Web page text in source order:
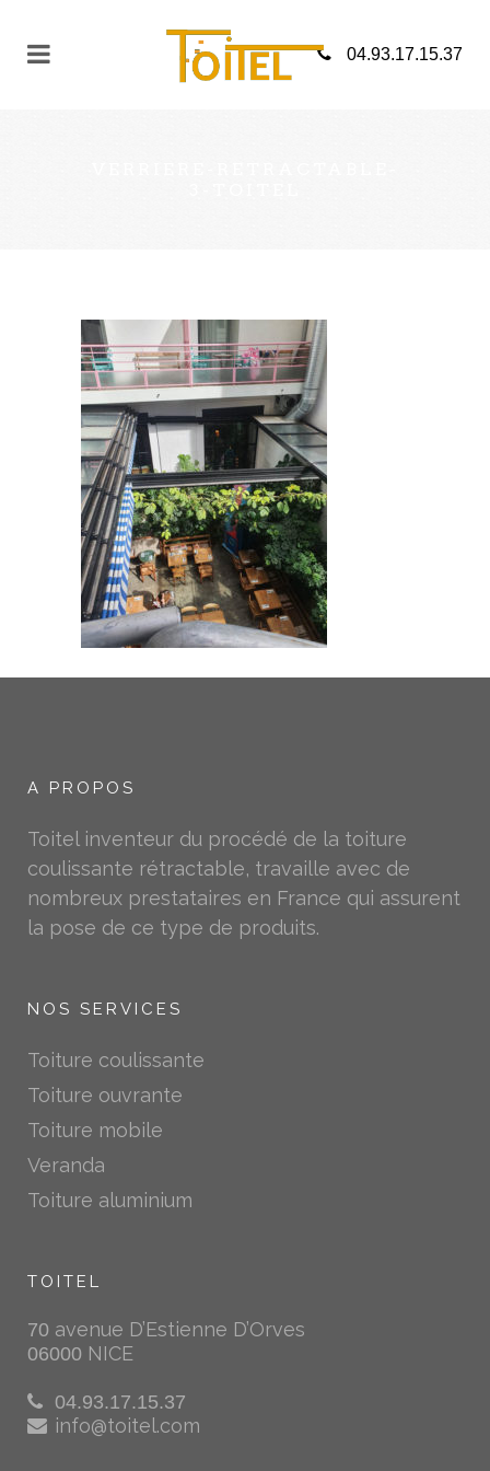
04.93.17.15.37
A PROPOS
Toitel inventeur du procédé de la toiture
coulissante rétractable, travaille avec de
nombreux prestataires en France qui assurent
la pose de ce type de produits.
NOS SERVICES
Toiture coulissante
Toiture ouvrante
Toiture mobile
Veranda
Toiture aluminium
TOITEL
70 avenue D’Estienne D’Orves
06000 NICE
04.93.17.15.37
info@toitel.com